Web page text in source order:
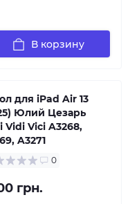
В корзину
для iPad Air 13
Юлий Цезарь
Vidi Vici A3268,
A3271
0
грн.